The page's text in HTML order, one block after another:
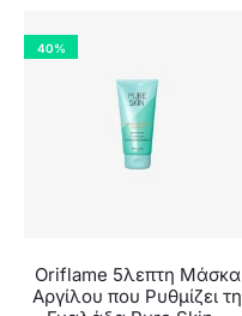
40%
Oriflame 5λεπτη Μάσκα
Αργίλου που Ρυθμίζει τη